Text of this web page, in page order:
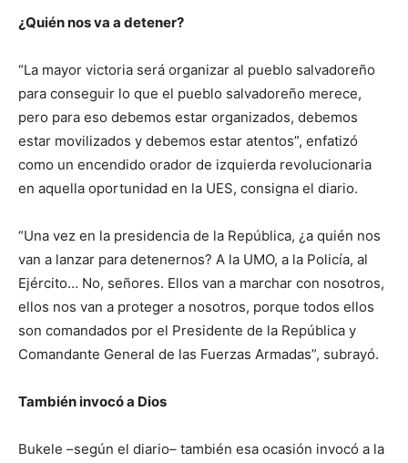
¿Quién nos va a detener?
“La mayor victoria será organizar al pueblo salvadoreño
para conseguir lo que el pueblo salvadoreño merece,
pero para eso debemos estar organizados, debemos
estar movilizados y debemos estar atentos”, enfatizó
como un encendido orador de izquierda revolucionaria
en aquella oportunidad en la UES, consigna el diario.
“Una vez en la presidencia de la República, ¿a quién nos
van a lanzar para detenernos? A la UMO, a la Policía, al
Ejército… No, señores. Ellos van a marchar con nosotros,
ellos nos van a proteger a nosotros, porque todos ellos
son comandados por el Presidente de la República y
Comandante General de las Fuerzas Armadas”, subrayó.
También invocó a Dios
Bukele –según el diario– también esa ocasión invocó a la